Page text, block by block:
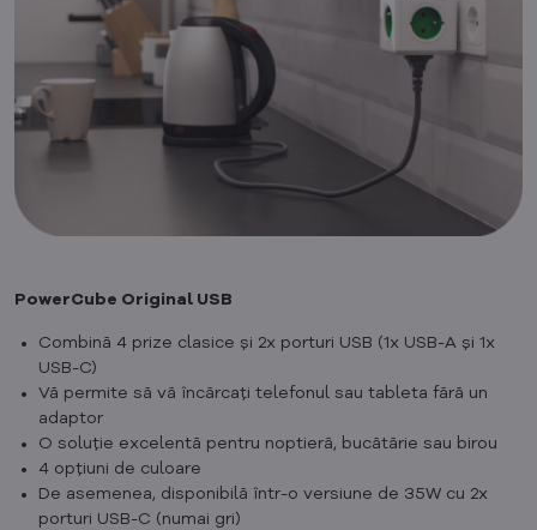
PowerCube Original USB
Combină 4 prize clasice și 2x porturi USB (1x USB-A și 1x
USB-C)
Vă permite să vă încărcați telefonul sau tableta fără un
adaptor
O soluție excelentă pentru noptieră, bucătărie sau birou
4 opțiuni de culoare
De asemenea, disponibilă într-o versiune de 35W cu 2x
porturi USB-C (numai gri)